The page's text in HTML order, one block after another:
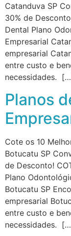
Catanduva SP
30% de
Dental Plano
Empresarial
empresarial
entre custo e
necessidades.
Planos
Cote os 10
Botucatu SP
de Desconto!
Plano
Botucatu SP
empresarial
entre custo e
necessidades.